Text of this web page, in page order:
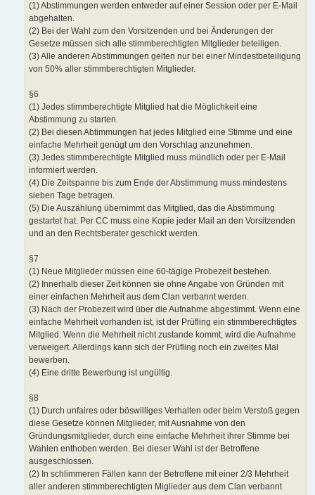
(1) Abstimmungen werden entweder auf einer Session oder per E-Mail
abgehalten.
(2) Bei der Wahl zum den Vorsitzenden und bei Änderungen der
Gesetze müssen sich alle stimmberechtigten Mitglieder beteiligen.
(3) Alle anderen Abstimmungen gelten nur bei einer Mindestbeteiligung
von 50% aller stimmberechtigten Mitglieder.
§6
(1) Jedes stimmberechtigte Mitglied hat die Möglichkeit eine
Abstimmung zu starten.
(2) Bei diesen Abtimmungen hat jedes Mitglied eine Stimme und eine
einfache Mehrheit genügt um den Vorschlag anzunehmen.
(3) Jedes stimmberechtigte Mitglied muss mündlich oder per E-Mail
informiert werden.
(4) Die Zeitspanne bis zum Ende der Abstimmung muss mindestens
sieben Tage betragen.
(5) Die Auszählung übernimmt das Mitglied, das die Abstimmung
gestartet hat. Per CC muss eine Kopie jeder Mail an den Vorsitzenden
und an den Rechtsberater geschickt werden.
§7
(1) Neue Mitglieder müssen eine 60-tägige Probezeit bestehen.
(2) Innerhalb dieser Zeit können sie ohne Angabe von Gründen mit
einer einfachen Mehrheit aus dem Clan verbannt werden.
(3) Nach der Probezeit wird über die Aufnahme abgestimmt. Wenn eine
einfache Mehrheit vorhanden ist, ist der Prüfling ein stimmberechtigtes
Mitglied. Wenn die Mehrheit nicht zustande kommt, wird die Aufnahme
verweigert. Allerdings kann sich der Prüfling noch ein zweites Mal
bewerben.
(4) Eine dritte Bewerbung ist ungültig.
§8
(1) Durch unfaires oder böswilliges Verhalten oder beim Verstoß gegen
diese Gesetze können Mitglieder, mit Ausnahme von den
Gründungsmitglieder, durch eine einfache Mehrheit ihrer Stimme bei
Wahlen enthoben werden. Bei dieser Wahl ist der Betroffene
ausgeschlossen.
(2) In schlimmeren Fällen kann der Betroffene mit einer 2/3 Mehrheit
aller anderen stimmberechtigten Miglieder aus dem Clan verbannt